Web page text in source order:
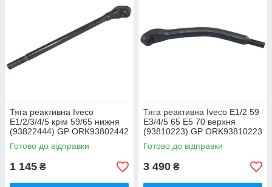
Тяга реактивна Iveco
E1/2/3/4/5 крім 59/65 нижня
(93822444) GP ORK93802442
Готово до відправки
1 145 ₴
Тяга реактивна Iveco E1/2 59
E3/4/5 65 E5 70 верхня
(93810223) GP ORK93810223
Готово до відправки
3 490 ₴